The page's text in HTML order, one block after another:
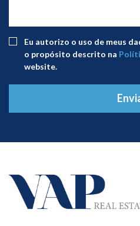
Eu autorizo ​​o uso de meus
o propósito descrito na
website.